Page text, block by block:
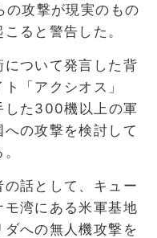
の攻撃が現実のもの
ると警告した。
ついて発言した背
「アクシオス」
した300機以上の軍
の攻撃を検討して
話として、キュー
湾にある米軍基地
への無人機攻撃を